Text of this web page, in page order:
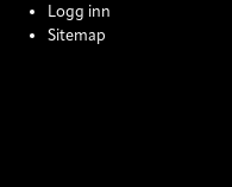
Logg inn
Sitemap